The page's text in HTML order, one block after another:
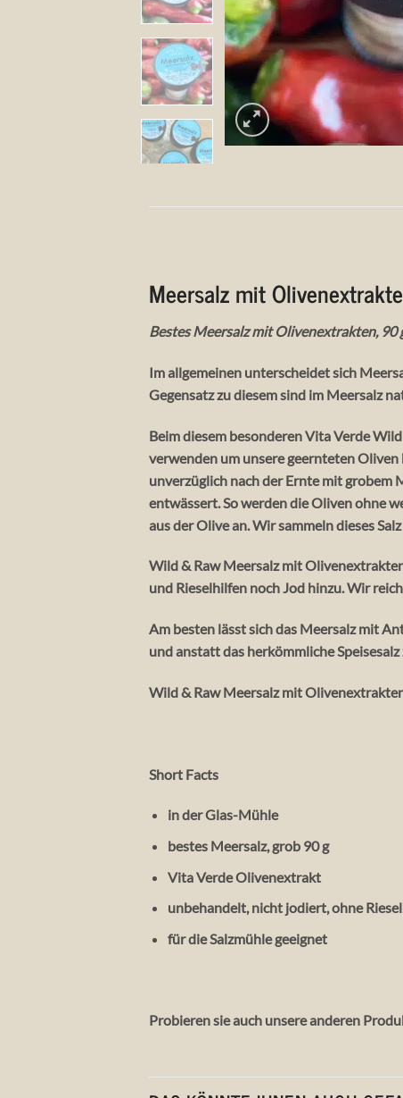
Meersalz mit
Bestes Meersalz mit Olivenextrakten, 90
Im allgemeinen unterscheidet sich
Gegensatz zu diesem sind im Meersalz
Beim diesem besonderen Vita Verde
verwenden um unsere geernteten
unverzüglich nach der Ernte mit
entwässert. So werden die Oliven ohne
aus der Olive an. Wir sammeln dieses
Wild & Raw Meersalz mit
und Rieselhilfen noch Jod hinzu. Wir
Am besten lässt sich das Meersalz mit
und anstatt das herkömmliche
Wild & Raw Meersalz mit
Short Facts
in der Glas-Mühle
bestes Meersalz, grob 90 g
Vita Verde Olivenextrakt
unbehandelt, nicht jodiert, ohne
für die Salzmühle geeignet
Probieren sie auch unsere anderen